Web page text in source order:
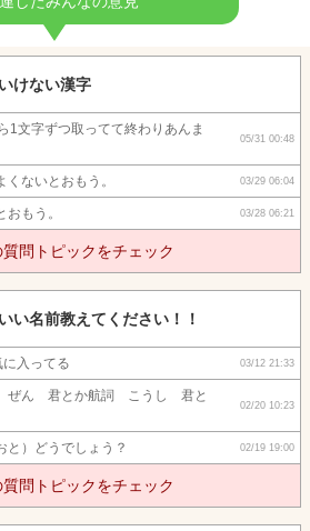
けない漢字
1文字ずつ取ってて終わりあんま
05/31 00:48
いとおもう。 03/29 06:04
もう。 03/28 06:21
質問トピックをチェック
い名前教えてください！！
入ってる 03/12 21:33
ん 君とか航詞 こうし 君と
02/20 10:23
と）どうでしょう？ 02/19 19:00
質問トピックをチェック